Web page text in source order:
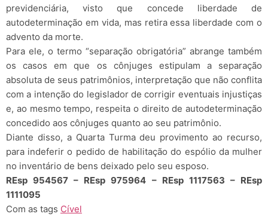
previdenciária, visto que concede liberdade de
autodeterminação em vida, mas retira essa liberdade com o
advento da morte.
Para ele, o termo “separação obrigatória” abrange também
os casos em que os cônjuges estipulam a separação
absoluta de seus patrimônios, interpretação que não conflita
com a intenção do legislador de corrigir eventuais injustiças
e, ao mesmo tempo, respeita o direito de autodeterminação
concedido aos cônjuges quanto ao seu patrimônio.
Diante disso, a Quarta Turma deu provimento ao recurso,
para indeferir o pedido de habilitação do espólio da mulher
no inventário de bens deixado pelo seu esposo.
REsp 954567 – REsp 975964 – REsp 1117563 – REsp
1111095
Com as tags Cível